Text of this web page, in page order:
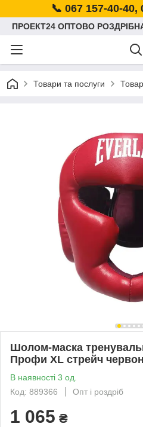
📞 067 157-40-40,
ПРОЕКТ24 ОПТОВО
Товари та послуги
Шолом-маска
Профи XL стрейч
В наявності 3 од.
Код: 889366
Опт і роздріб
1 065 ₴